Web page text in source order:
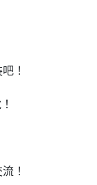
！
！